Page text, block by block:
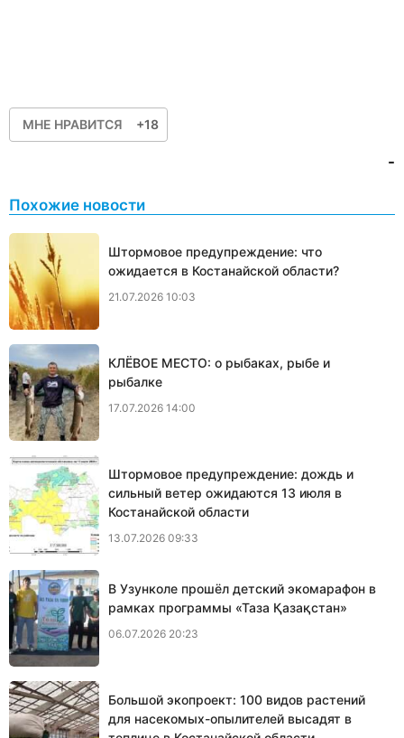
МНЕ НРАВИТСЯ +18
-
Похожие новости
Штормовое предупреждение: что
ожидается в Костанайской области?
21.07.2026 10:03
КЛЁВОЕ МЕСТО: о рыбаках, рыбе и
рыбалке
17.07.2026 14:00
Штормовое предупреждение: дождь и
сильный ветер ожидаются 13 июля в
Костанайской области
13.07.2026 09:33
В Узунколе прошёл детский экомарафон в
рамках программы «Таза Қазақстан»
06.07.2026 20:23
Большой экопроект: 100 видов растений
для насекомых-опылителей высадят в